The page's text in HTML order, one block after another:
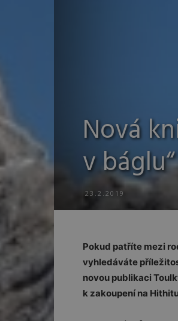
Nová
v
23.2.2019
Pokud patříte mezi
vyhledáváte
novou publikaci
k zakoupení na